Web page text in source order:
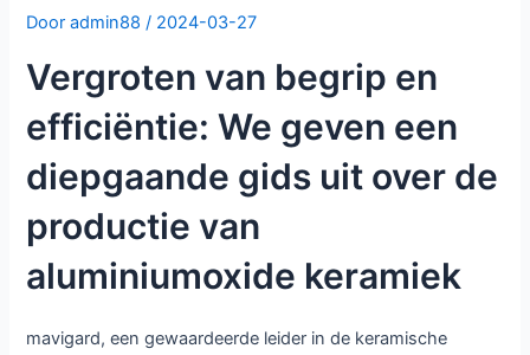
Dooradmin88/ 2024-03-27
Vergroten van begrip en
efficiëntie: We geven een
diepgaande gids uit over de
productie van
aluminiumoxide keramiek
mavigard, een gewaardeerde leider in de keramische